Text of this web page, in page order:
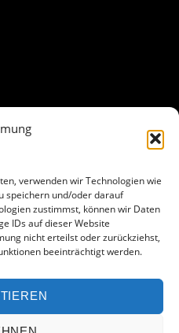
verwenden wir Technologien wie
speichern und/oder darauf
zustimmst, können wir Daten
IDs auf dieser Website
nicht erteilst oder zurückziehst,
beeinträchtigt werden.
THEME…
design WordPress theme
audience to follow-through
work seamlessly with our
you the ability to
your content.